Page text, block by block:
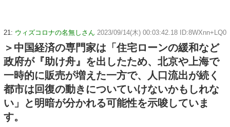
21: ウィズコロナの名無しさん 2023/09/14(木) 00:03:42.18 ID:8WXnn+LQ0
＞中国経済の専門家は「住宅ローンの緩和など
政府が『助け舟』を出したため、北京や上海で
一時的に販売が増えた一方で、人口流出が続く
都市は回復の動きについていけないかもしれな
い」と明暗が分かれる可能性を示唆していま
す。